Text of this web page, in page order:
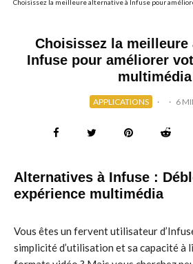
Choisissez la meilleure alternative à Infuse pour
Choisissez la meilleure
Infuse pour améliorer
multimédia
APPLICATIONS · · 6
Alternatives à Infuse :
expérience multimédia
Vous êtes un fervent utilisateur
simplicité d’utilisation et sa capacité à